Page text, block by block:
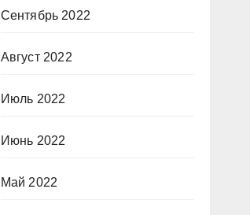
Сентябрь 2022
Август 2022
Июль 2022
Июнь 2022
Май 2022